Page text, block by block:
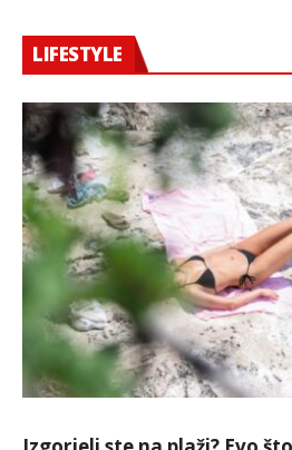
LIFESTYLE